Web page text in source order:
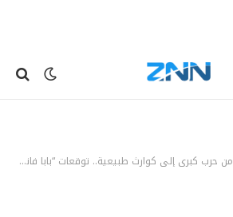
من حرب كبرى إلى كوارث طبيعية.. توقعات “بابا فانغا” للـ2026!